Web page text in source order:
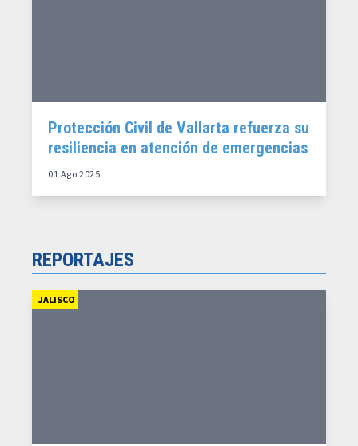
Protección Civil de Vallarta refuerza su
resiliencia en atención de emergencias
01 Ago 2025
REPORTAJES
JALISCO